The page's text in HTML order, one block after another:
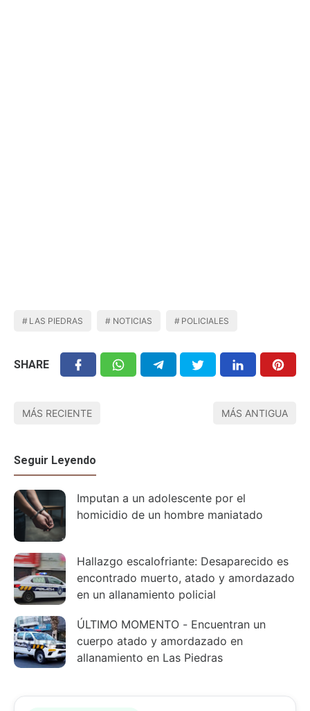
LAS PIEDRAS NOTICIAS POLICIALES
SHARE
MÁS RECIENTE MÁS ANTIGUA
Seguir Leyendo
Imputan a un adolescente por el
homicidio de un hombre maniatado
Hallazgo escalofriante: Desaparecido es
encontrado muerto, atado y amordazado
en un allanamiento policial
ÚLTIMO MOMENTO - Encuentran un
cuerpo atado y amordazado en
allanamiento en Las Piedras